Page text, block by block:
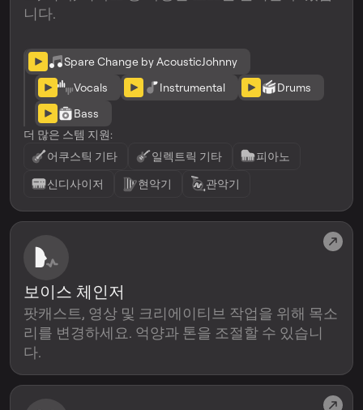
니다.
Spare Change by AcousticJohnny
Vocals
Instrumental
Drums
Bass
더 많은 스템 지원:
어쿠스틱 기타
일렉트릭 기타
피아노
신디사이저
현악기 관악기
보이스 체인저
팟캐스트, 영상 및 크리에이티브 작업을 위해 목소
리를 변경하세요. 억양과 톤을 조절할 수 있습니
다.